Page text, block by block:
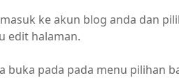
ke akun blog anda dan
edit halaman.
buka pada pada menu pilihan